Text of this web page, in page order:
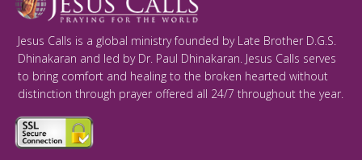
Jesus Calls is a global ministry founded by Late Brother D.G.S.
Dhinakaran and led by Dr. Paul Dhinakaran. Jesus Calls serves
to bring comfort and healing to the broken hearted without
distinction through prayer offered all 24/7 throughout the year.